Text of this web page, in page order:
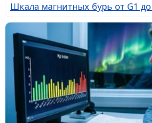
Шкала магнитных бурь от G1 до